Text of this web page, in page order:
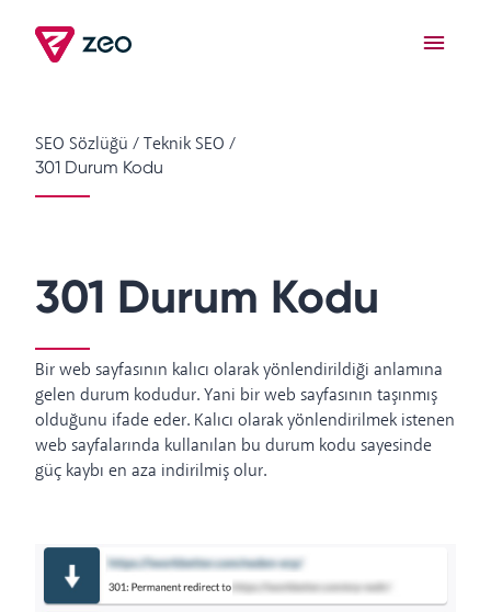
SEO Sözlüğü /Teknik SEO /
301 Durum Kodu
301 Durum Kodu
Bir web sayfasının kalıcı olarak yönlendirildiği anlamına
gelen durum kodudur. Yani bir web sayfasının taşınmış
olduğunu ifade eder. Kalıcı olarak yönlendirilmek istenen
web sayfalarında kullanılan bu durum kodu sayesinde
güç kaybı en aza indirilmiş olur.